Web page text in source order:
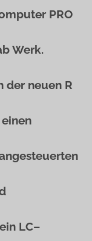
PRO
Werk.
der neuen R
LC–